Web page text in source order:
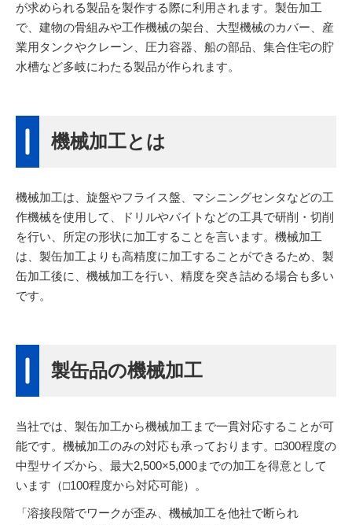
が求められる製品を製作する際に利用されます。製缶加工
で、建物の骨組みや工作機械の架台、大型機械のカバー、産
業用タンクやクレーン、圧力容器、船の部品、集合住宅の貯
水槽など多岐にわたる製品が作られます。
機械加工とは
機械加工は、旋盤やフライス盤、マシニングセンタなどの工
作機械を使用して、ドリルやバイトなどの工具で研削・切削
を行い、所定の形状に加工することを言います。機械加工
は、製缶加工よりも高精度に加工することができるため、製
缶加工後に、機械加工を行い、精度を突き詰める場合も多い
です。
製缶品の機械加工
当社では、製缶加工から機械加工まで一貫対応することが可
能です。機械加工のみの対応も承っております。□300程度の
中型サイズから、最大2,500×5,000までの加工を得意として
います（□100程度から対応可能）。
「溶接段階でワークが歪み、機械加工を他社で断られ